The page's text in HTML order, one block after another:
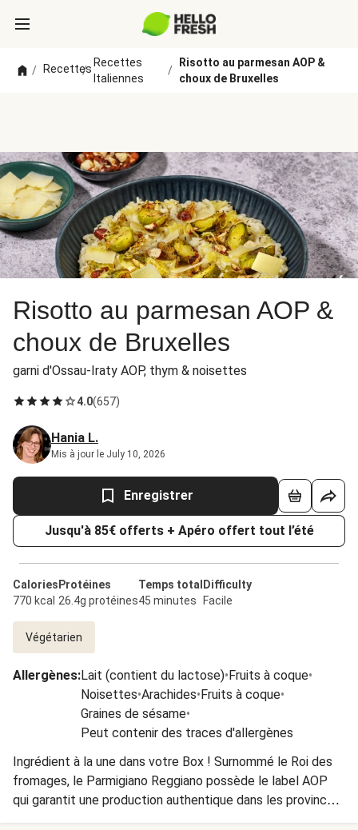
/ Recettes
/
Recettes
Italiennes
/
Risotto au parmesan AOP &
choux de Bruxelles
Risotto au parmesan AOP &
choux de Bruxelles
garni d'Ossau-Iraty AOP, thym & noisettes
4.0(657)
Hania L.
Mis à jour le July 10, 2026
Enregistrer
Jusqu'à 85€ offerts + Apéro offert tout l’été
Calories
770 kcal
Protéines
26.4g protéines
Temps total
45 minutes
Difficulty
Facile
Végétarien
Allergènes:Lait (contient du lactose)•Fruits à coque•
Noisettes•Arachides•Fruits à coque•
Graines de sésame•
Peut contenir des traces d'allergènes
Ingrédient à la une dans votre Box ! Surnommé le Roi des
fromages, le Parmigiano Reggiano possède le label AOP
qui garantit une production authentique dans les provinces
de Parme, Reggio Emilia et Modène. Le fromage utilisé